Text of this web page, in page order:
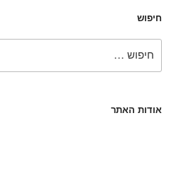
חיפוש
אודות האתר